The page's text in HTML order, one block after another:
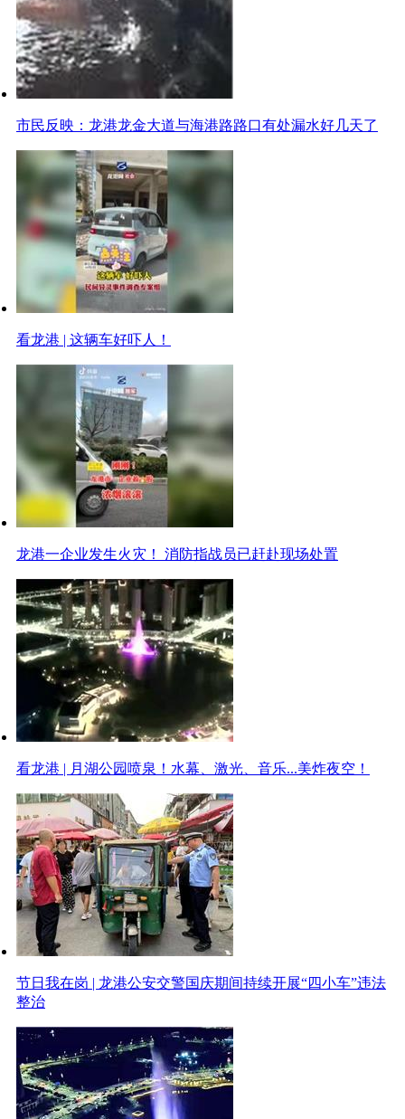
市民反映：龙港龙金大道与海港路路口有处漏水好几天了
看龙港 | 这辆车好吓人！
龙港一企业发生火灾！ 消防指战员已赶赴现场处置
看龙港 | 月湖公园喷泉！水幕、激光、音乐...美炸夜空！
节日我在岗 | 龙港公安交警国庆期间持续开展“四小车”违法
整治